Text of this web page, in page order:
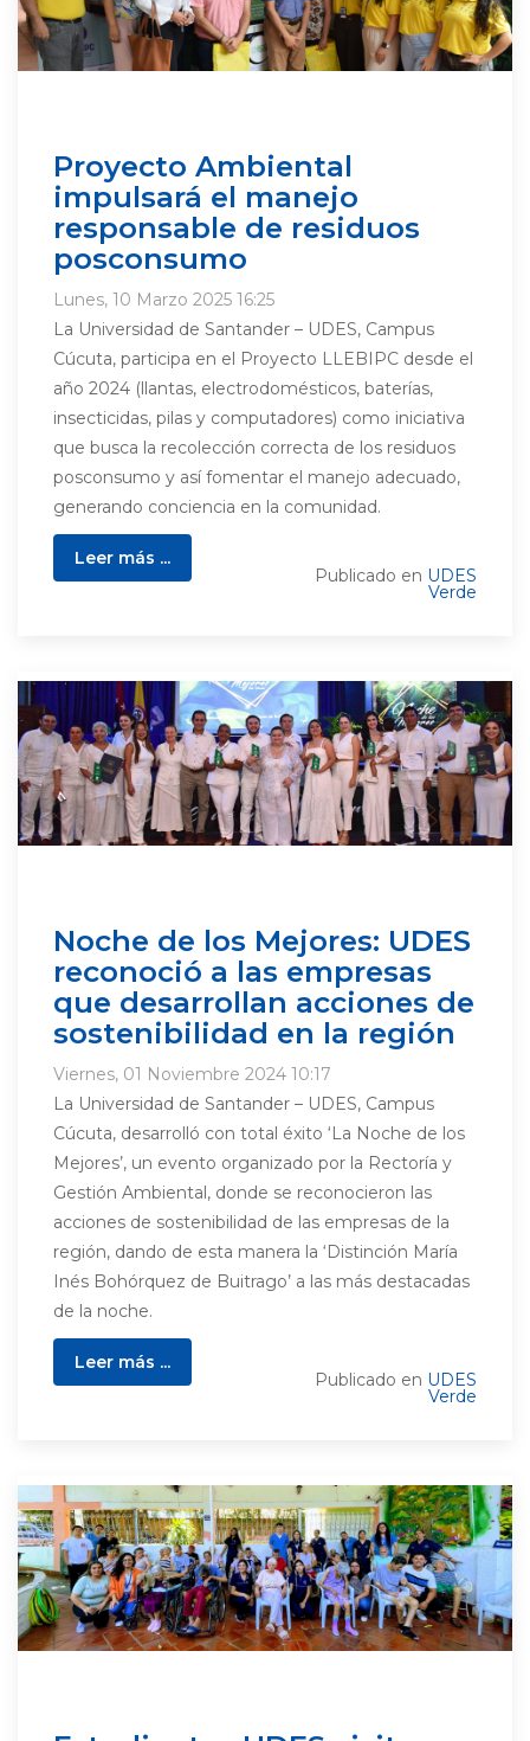
Proyecto Ambiental
impulsará el manejo
responsable de residuos
posconsumo
Lunes, 10 Marzo 2025 16:25
La Universidad de Santander – UDES, Campus
Cúcuta, participa en el Proyecto LLEBIPC desde el
año 2024 (llantas, electrodomésticos, baterías,
insecticidas, pilas y computadores) como iniciativa
que busca la recolección correcta de los residuos
posconsumo y así fomentar el manejo adecuado,
generando conciencia en la comunidad.
Leer más ...
Publicado en UDES
Verde
Noche de los Mejores: UDES
reconoció a las empresas
que desarrollan acciones de
sostenibilidad en la región
Viernes, 01 Noviembre 2024 10:17
La Universidad de Santander – UDES, Campus
Cúcuta, desarrolló con total éxito ‘La Noche de los
Mejores’, un evento organizado por la Rectoría y
Gestión Ambiental, donde se reconocieron las
acciones de sostenibilidad de las empresas de la
región, dando de esta manera la ‘Distinción María
Inés Bohórquez de Buitrago’ a las más destacadas
de la noche.
Leer más ...
Publicado en UDES
Verde